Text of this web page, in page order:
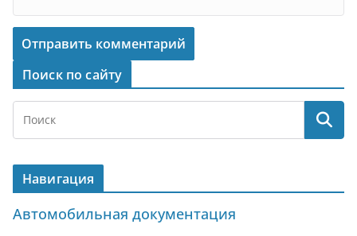
Поиск по сайту
Навигация
Автомобильная документация